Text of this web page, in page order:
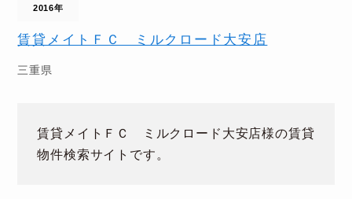
2016年
賃貸メイトＦＣ ミルクロード大安店
三重県
賃貸メイトＦＣ ミルクロード大安店様の賃貸
物件検索サイトです。